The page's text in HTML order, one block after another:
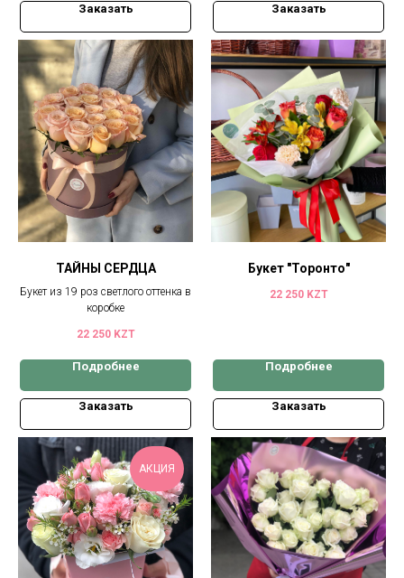
Заказать Заказать
ТАЙНЫ СЕРДЦА
Букет из 19 роз светлого оттенка в
коробке
22 250 KZT
Подробнее
Заказать
Букет "Торонто"
22 250 KZT
Подробнее
Заказать
АКЦИЯ